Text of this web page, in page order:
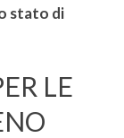
stato di
LE